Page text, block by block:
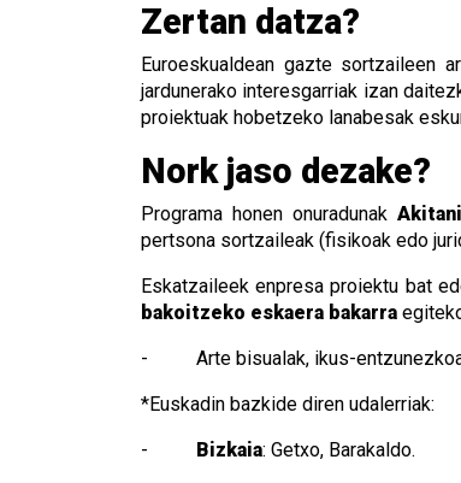
Zertan datza?
Euroeskualdean gazte sortzaileen
jardunerako interesgarriak izan
proiektuak hobetzeko lanabesak
Nork jaso dezake?
Programa honen onuradunak
pertsona sortzaileak (fisikoak edo
Eskatzaileek enpresa proiektu bat
bakoitzeko eskaera bakarra
- Arte bisualak, ikus-entzunezkoak,
*Euskadin bazkide diren udalerriak:
- Bizkaia: Getxo, Barakaldo.